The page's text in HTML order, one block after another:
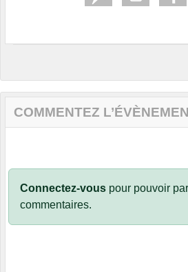
COMMENTEZ
Connectez-vous pour pouvoir
commentaires.